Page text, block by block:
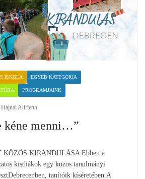
ISKOLA EGYÉB KATEGÓRIA
PROGRAMJAINK
Hajnal Adrienn
kéne menni…”
KÖZÖS KIRÁNDULÁSA Ebben a
kisdiákok egy közös tanulmányi
tanítóik kíséretében.A